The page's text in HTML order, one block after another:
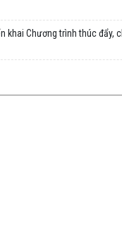
khai Chương trình thúc đẩy,